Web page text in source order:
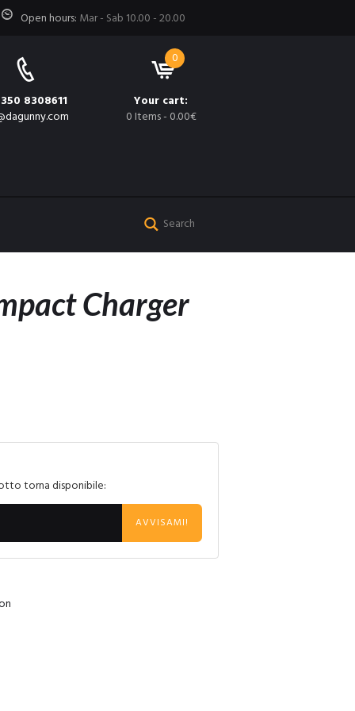
Open hours: Mar - Sab 10.00 - 20.00
8308611
0
Your cart:
0 Items- 0.00€
Charger
torna disponibile:
AVVISAMI!